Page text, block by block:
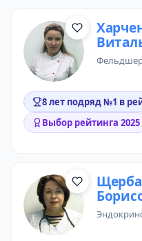
8 лет подряд №1 в
Выбор рейтинга 2025